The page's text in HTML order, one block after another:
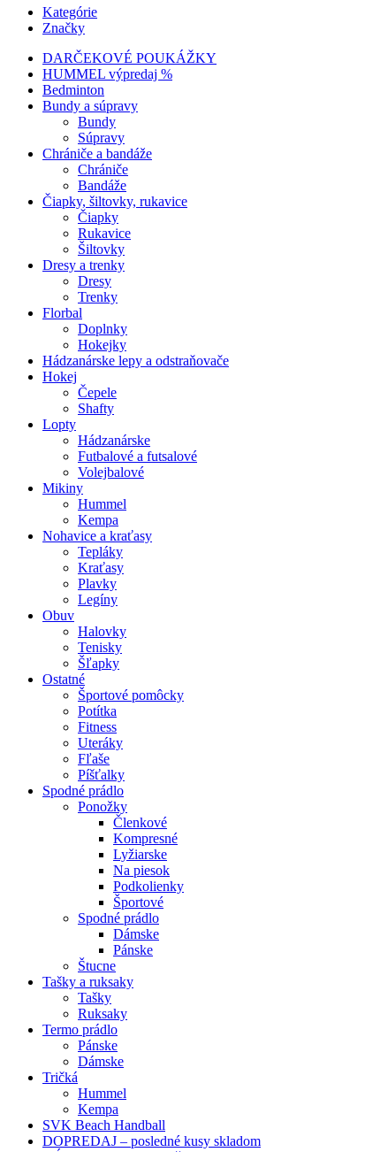
Kategórie
Značky
DARČEKOVÉ POUKÁŽKY
HUMMEL výpredaj %
Bedminton
Bundy a súpravy
Bundy
Súpravy
Chrániče a bandáže
Chrániče
Bandáže
Čiapky, šiltovky, rukavice
Čiapky
Rukavice
Šiltovky
Dresy a trenky
Dresy
Trenky
Florbal
Doplnky
Hokejky
Hádzanárske lepy a odstraňovače
Hokej
Čepele
Shafty
Lopty
Hádzanárske
Futbalové a futsalové
Volejbalové
Mikiny
Hummel
Kempa
Nohavice a kraťasy
Tepláky
Kraťasy
Plavky
Legíny
Obuv
Halovky
Tenisky
Šľapky
Ostatné
Športové pomôcky
Potítka
Fitness
Uteráky
Fľaše
Píšťalky
Spodné prádlo
Ponožky
Členkové
Kompresné
Lyžiarske
Na piesok
Podkolienky
Športové
Spodné prádlo
Dámske
Pánske
Štucne
Tašky a ruksaky
Tašky
Ruksaky
Termo prádlo
Pánske
Dámske
Tričká
Hummel
Kempa
SVK Beach Handball
DOPREDAJ – posledné kusy skladom